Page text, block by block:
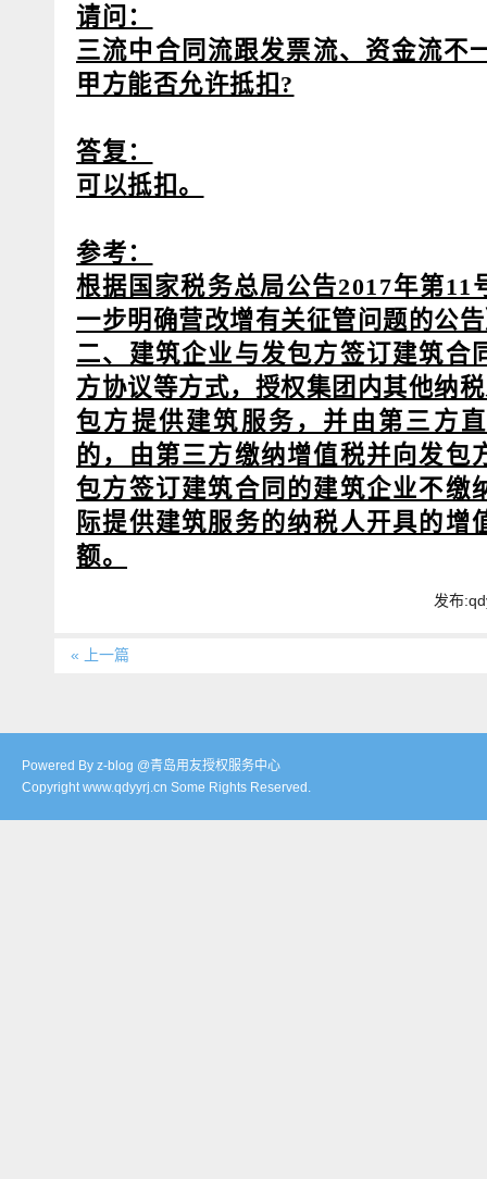
请问：
三流中合同流跟发票流、资金流不
甲方能否允许抵扣?
答复：
可以抵扣。
参考：
根据国家税务总局公告2017年第11
一步明确营改增有关征管问题的公
二、建筑企业与发包方签订建筑合
方协议等方式，授权集团内其他纳
包方提供建筑服务，并由第三方
的，由第三方缴纳增值税并向发包
包方签订建筑合同的建筑企业不缴
际提供建筑服务的纳税人开具的增
额。
发布
« 上一篇
Powered By z-blog @青岛用友授权服务中心
Copyright www.qdyyrj.cn Some Rights Reserved.